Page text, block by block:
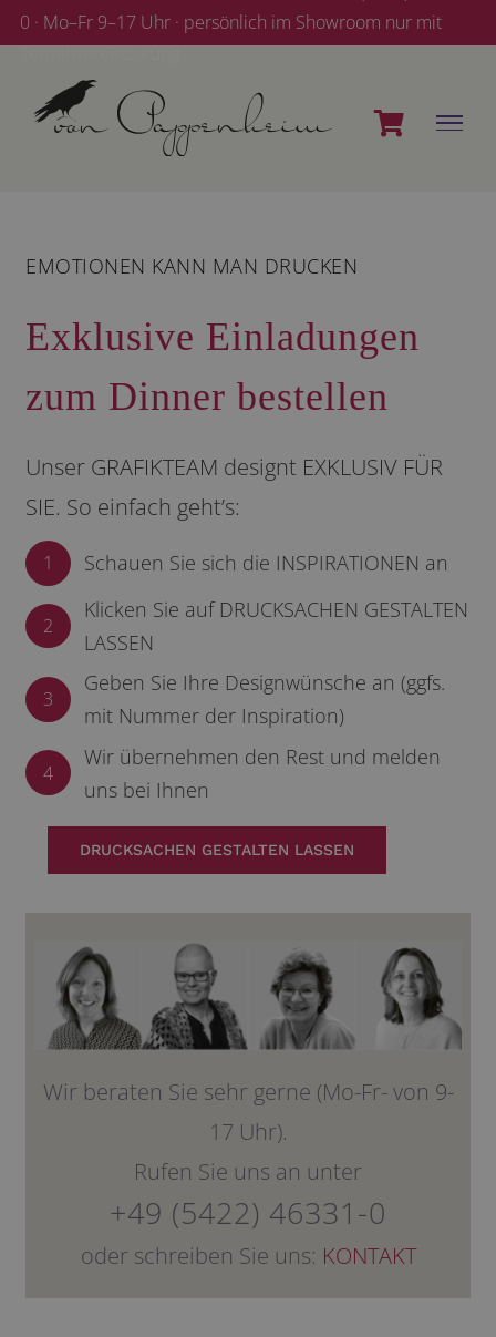
Zum
Inhalt
springen
0 · Mo–Fr 9–17 Uhr · persönlich im Showroom nur mit
Terminvereinbarung
EMOTIONEN KANN MAN DRUCKEN
Exklusive Einladungen
zum Dinner bestellen
Unser GRAFIKTEAM designt EXKLUSIV FÜR
SIE. So einfach geht’s:
1 Schauen Sie sich die INSPIRATIONEN an
2
Klicken Sie auf DRUCKSACHEN GESTALTEN
LASSEN
3
Geben Sie Ihre Designwünsche an (ggfs.
mit Nummer der Inspiration)
4
Wir übernehmen den Rest und melden
uns bei Ihnen
DRUCKSACHEN GESTALTEN LASSEN
Wir beraten Sie sehr gerne (Mo-Fr- von 9-
17 Uhr).
Rufen Sie uns an unter
+49 (5422) 46331-0
oder schreiben Sie uns: KONTAKT